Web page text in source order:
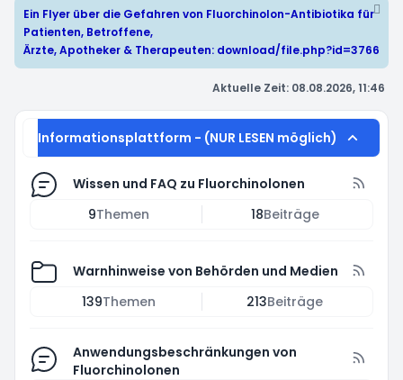
Ein Flyer über die Gefahren von Fluorchinolon-Antibiotika für
Patienten, Betroffene,
Ärzte, Apotheker & Therapeuten: download/file.php?id=3766
Aktuelle Zeit: 08.08.2026, 11:46
Informationsplattform - (NUR LESEN möglich)
Wissen und FAQ zu Fluorchinolonen
9Themen 18Beiträge
Warnhinweise von Behörden und Medien
139Themen 213Beiträge
Anwendungsbeschränkungen von
Fluorchinolonen